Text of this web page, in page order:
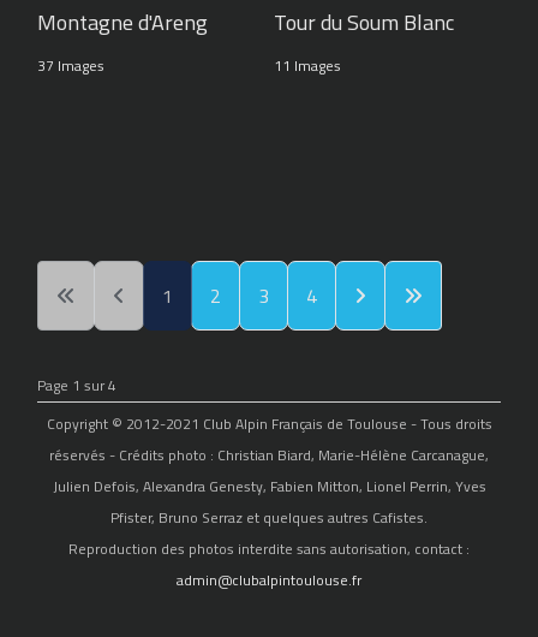
Montagne d'Areng
37 Images
Tour du Soum Blanc
11 Images
1 2 3 4
Page 1 sur 4
Copyright © 2012-2021 Club Alpin Français de Toulouse - Tous droits
réservés - Crédits photo : Christian Biard, Marie-Hélène Carcanague,
Julien Defois, Alexandra Genesty, Fabien Mitton, Lionel Perrin, Yves
Pfister, Bruno Serraz et quelques autres Cafistes.
Reproduction des photos interdite sans autorisation, contact :
admin@clubalpintoulouse.fr